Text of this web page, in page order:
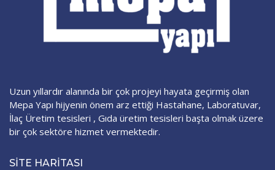
Uzun yıllardır alanında bir çok projeyi hayata geçirmiş olan
Mepa Yapı hijyenin önem arz ettiği Hastahane, Laboratuvar,
İlaç Üretim tesisleri , Gıda üretim tesisleri başta olmak üzere
bir çok sektöre hizmet vermektedir.
SITE HARITASI